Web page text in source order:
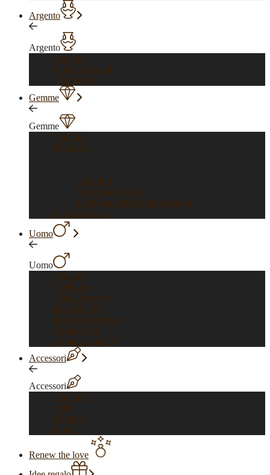
Argento
Argento
Vedi tutti
Gioielli Argento
Argenteria
Gemme
Gemme
Vedi tutti
Diamanti
Vedi tutti
Certificati Orofirst
Certificati istituti gemmologici
Pietre preziose
Uomo
Uomo
Vedi tutti
Anelli oro
Anelli Argento
Bracciali Oro
Bracciali Argento
Collane Oro
Collane Argento
Accessori
Accessori
Vedi tutti
Spille
Gemelli
Penne
Renew the love